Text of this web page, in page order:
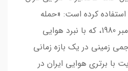
استفاده کرده است: «حمله
غافلگيراني عراق در سپتامبر 1980، كه با نبرد هوايي
زميني در يك بازه زماني
با برتري هوايي ايران در